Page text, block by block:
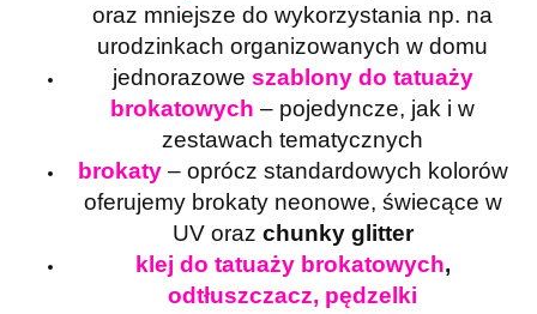
oraz mniejsze do wykorzystania np. na
urodzinkach organizowanych w domu
jednorazowe szablony do tatuaży
brokatowych – pojedyncze, jak i w
zestawach tematycznych
brokaty– oprócz standardowych kolorów
oferujemy brokaty neonowe, świecące w
UV oraz chunky glitter
klej do tatuaży brokatowych,
odtłuszczacz, pędzelki